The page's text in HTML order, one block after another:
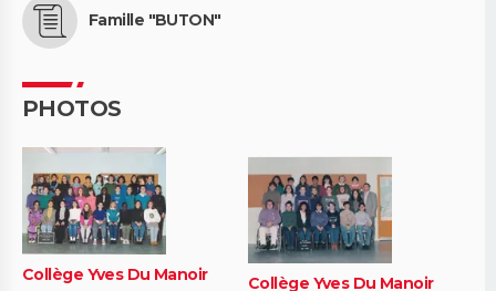
Famille "BUTON"
PHOTOS
Collège Yves Du Manoir Collège Yves Du Manoir